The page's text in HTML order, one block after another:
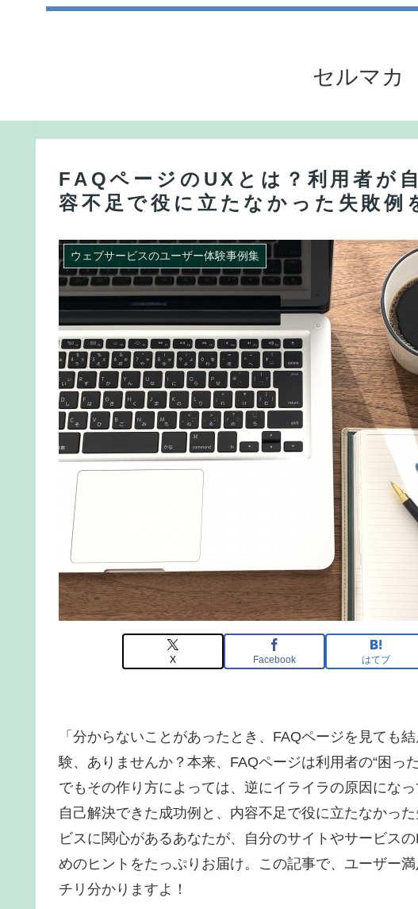
セルマカ
FAQページのUXとは？利用者が
容不足で役に立たなかった失敗例
ウェブサービスのユーザー体験事例集
X Facebook はてブ
「分からないことがあったとき、FAQページを見ても
験、ありませんか？本来、FAQページは利用者の“困っ
でもその作り方によっては、逆にイライラの原因にな
自己解決できた成功例と、内容不足で役に立たなかっ
ビスに関心があるあなたが、自分のサイトやサービス
めのヒントをたっぷりお届け。この記事で、ユーザー
チリ分かりますよ！